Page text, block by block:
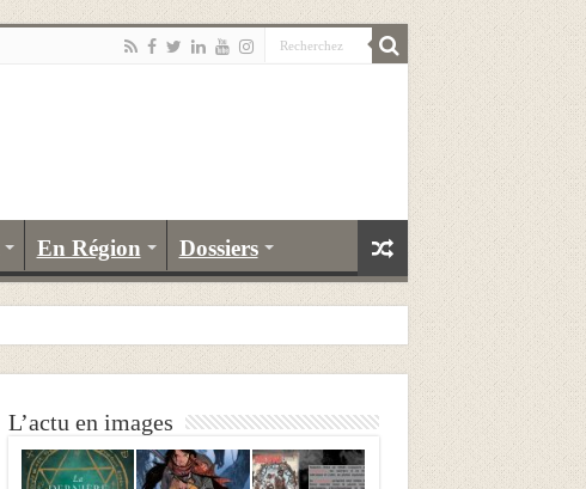
En Région Dossiers
L’actu en images